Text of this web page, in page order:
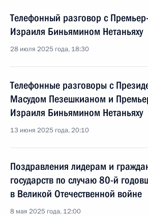
Телефонный разговор с
Израиля Биньямином Нетаньяху
28 июля 2025 года, 18:30
Телефонные разговоры с
Масудом Пезешкианом и
Израиля Биньямином Нетаньяху
13 июня 2025 года, 20:10
Поздравления лидерам и
государств по случаю 80-й
в Великой Отечественной войне
8 мая 2025 года, 12:00